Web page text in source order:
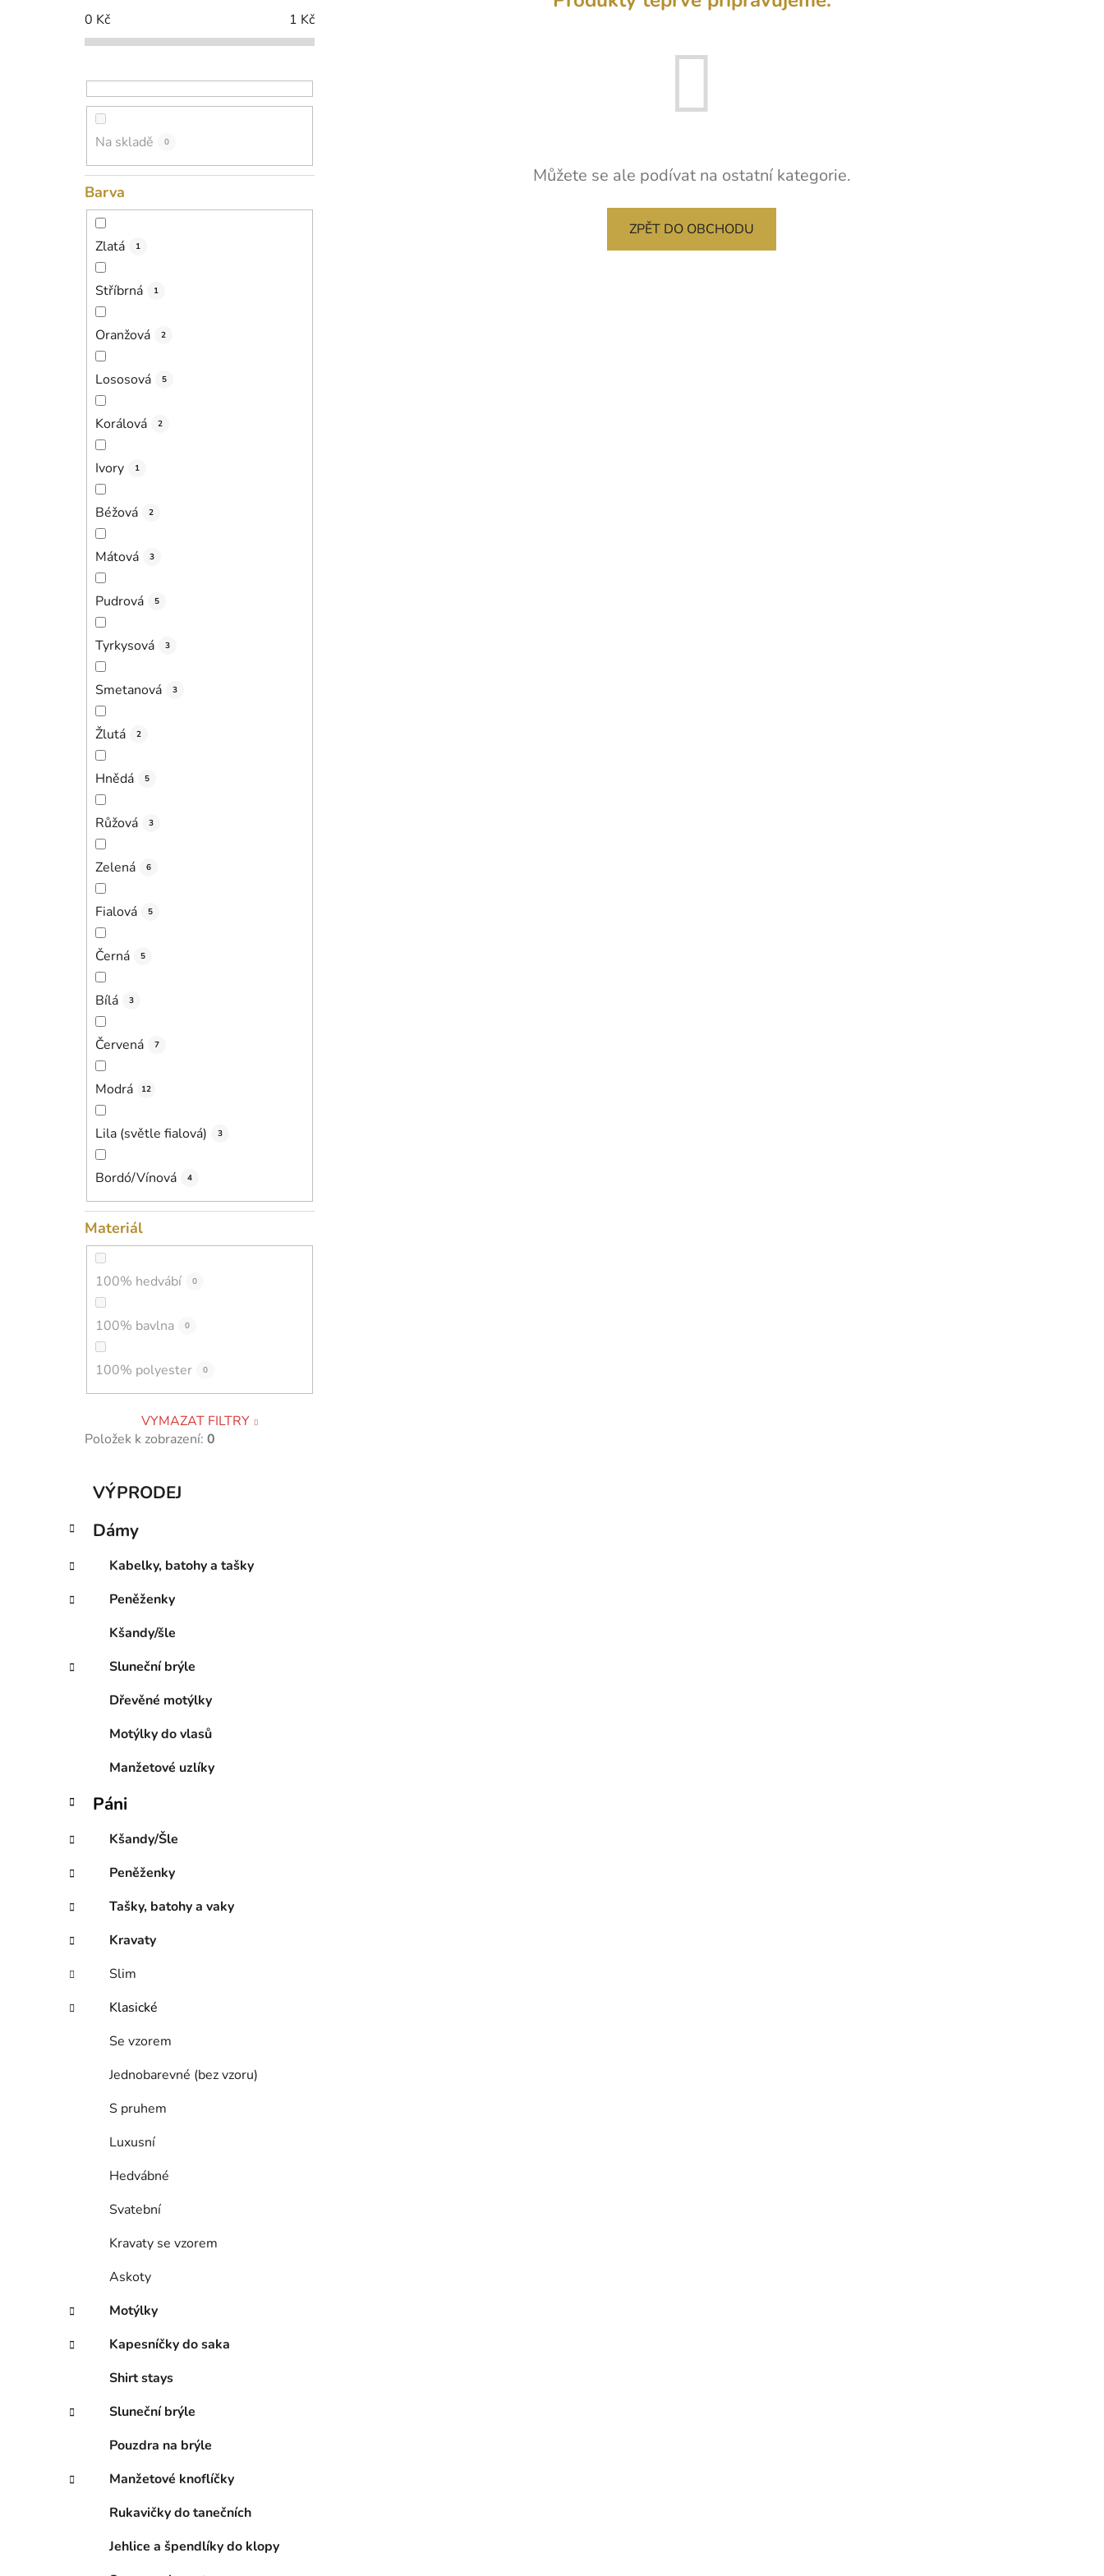
0 Kč 1 Kč
Na skladě 0
Barva
Zlatá 1
Stříbrná 1
Oranžová 2
Lososová 5
Korálová 2
Ivory 1
Béžová 2
Mátová 3
Pudrová 5
Tyrkysová 3
Smetanová 3
Žlutá 2
Hnědá 5
Růžová 3
Zelená 6
Fialová 5
Černá 5
Bílá 3
Červená 7
Modrá 12
Lila (světle fialová) 3
Bordó/Vínová 4
Materiál
100% hedvábí 0
100% bavlna 0
100% polyester 0
VYMAZAT FILTRY
Položek k zobrazení: 0
Přeskočit
kategorie
e
o
r
i
VÝPRODEJ
Dámy
Kabelky, batohy a tašky
Peněženky
Kšandy/šle
Sluneční brýle
Dřevěné motýlky
Motýlky do vlasů
Manžetové uzlíky
Páni
Kšandy/Šle
Peněženky
Tašky, batohy a vaky
Kravaty
Slim
Klasické
Se vzorem
Jednobarevné (bez vzoru)
S pruhem
Luxusní
Hedvábné
Svatební
Kravaty se vzorem
Askoty
Motýlky
Kapesníčky do saka
Shirt stays
Sluneční brýle
Pouzdra na brýle
Manžetové knoflíčky
Rukavičky do tanečních
Jehlice a špendlíky do klopy
Můžete se ale podívat na ostatní kategorie.
ZPĚT DO OBCHODU